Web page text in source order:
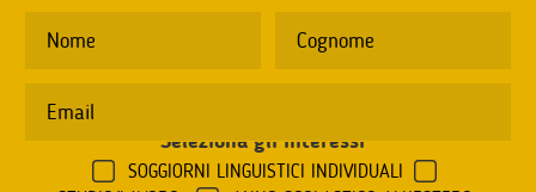
Seleziona gli interessi
SOGGIORNI LINGUISTICI INDIVIDUALI